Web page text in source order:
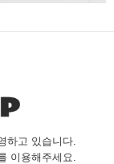
하고 있습니다.
이용해주세요.